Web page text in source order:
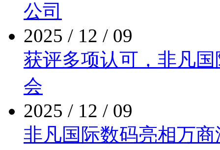
公司
2025 / 12 / 09
获评多项认可，非
会
2025 / 12 / 09
非凡国际数码亮相万商